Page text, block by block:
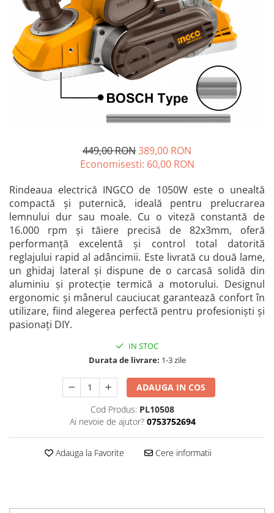
Mașini de șlefuit
Măști de sudură
Nivele cu bulă
Nivelă laser
Capsatoare
Căni
Drujbă
Accesorii pentru drujbă
Echipamente de protecție
Grătare și accesorii
Instalații sanitare
Lampi
Mașină de tocat carne
Mori electrice
Oale și vase de gătit
Perne
Pistol pentru vopsit
Pompă, hidrofor
Presostate/Regulatoare de
Prelate și Folii de Protecție
Rindele electrice
Accesorii rindele
Scule electrice
Compresoare aer
449,00 RON389,00 RON
Economisesti: 60,00 RON
Rindeaua electrică INGCO de 1050W este o unealtă
compactă și puternică, ideală pentru prelucrarea
lemnului dur sau moale. Cu o viteză constantă de
16.000 rpm și tăiere precisă de 82x3mm, oferă
performanță excelentă și control total datorită
reglajului rapid al adâncimii. Este livrată cu două lame,
un ghidaj lateral și dispune de o carcasă solidă din
aluminiu și protecție termică a motorului. Designul
ergonomic și mânerul cauciucat garantează confort în
utilizare, fiind alegerea perfectă pentru profesioniști și
pasionați DIY.
IN STOC
Durata de livrare: 1-3 zile
ADAUGA IN COS
Cod Produs: PL10508
Ai nevoie de ajutor? 0753752694
Adauga la Favorite Cere informatii